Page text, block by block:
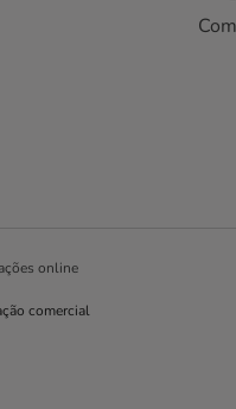
online
comercial